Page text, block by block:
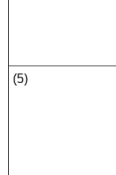
(5)